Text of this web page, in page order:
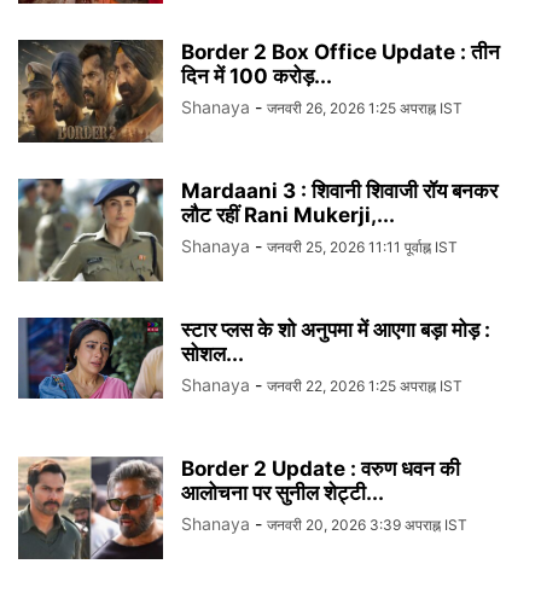
Border 2 Box Office Update : तीन
दिन में 100 करोड़...
Shanaya - जनवरी 26, 2026 1:25 अपराह्न IST
Mardaani 3 : शिवानी शिवाजी रॉय बनकर
लौट रहीं Rani Mukerji,...
Shanaya - जनवरी 25, 2026 11:11 पूर्वाह्न IST
स्टार प्लस के शो अनुपमा में आएगा बड़ा मोड़ :
सोशल...
Shanaya - जनवरी 22, 2026 1:25 अपराह्न IST
Border 2 Update : वरुण धवन की
आलोचना पर सुनील शेट्टी...
Shanaya - जनवरी 20, 2026 3:39 अपराह्न IST